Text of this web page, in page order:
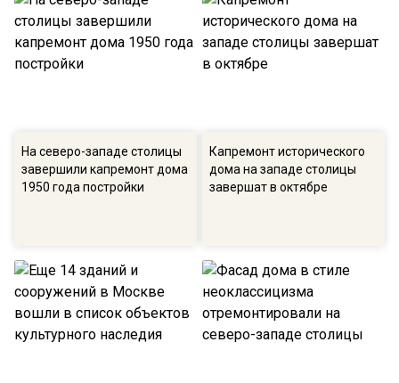
На северо-западе столицы
завершили капремонт дома
1950 года постройки
Капремонт исторического
дома на западе столицы
завершат в октябре